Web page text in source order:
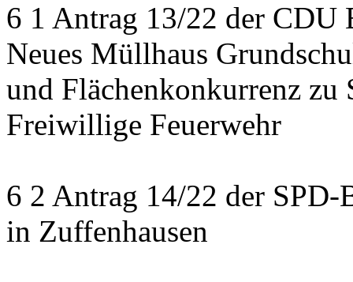
6 1 Antrag 13/22 der CDU
Neues Müllhaus
und Flächenkonkurrenz zu
Freiwillige Feuerwehr
6 2 Antrag 14/22 der
in Zuffenhausen